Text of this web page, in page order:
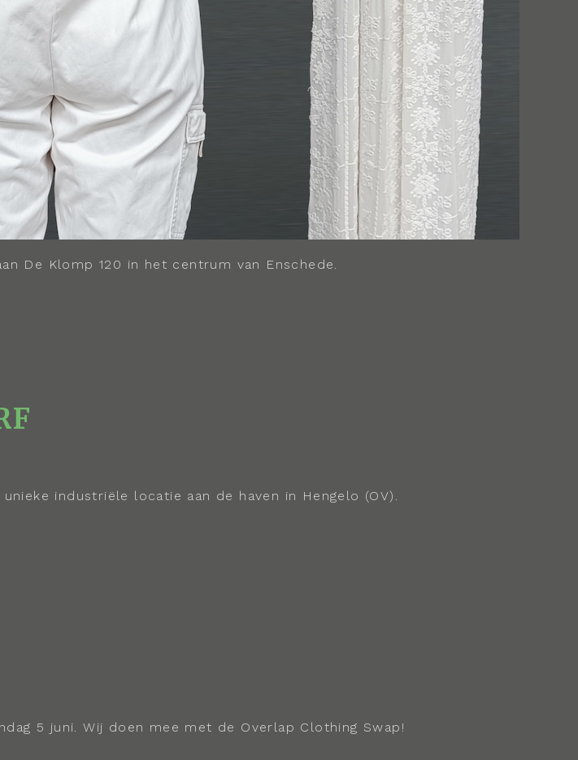
De Klomp 120 in het centrum van Enschede.
industriële locatie aan de haven in Hengelo (OV).
5 juni. Wij doen mee met de Overlap Clothing Swap!